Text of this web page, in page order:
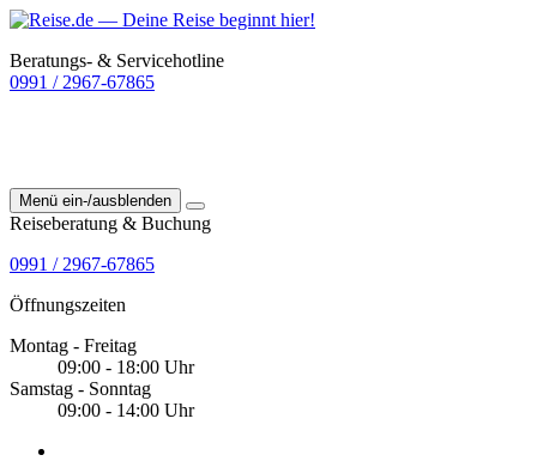
Beratungs- & Servicehotline
0991 / 2967-67865
Menü ein-/ausblenden
Reiseberatung & Buchung
0991 / 2967-67865
Öffnungszeiten
Montag - Freitag
09:00 - 18:00 Uhr
Samstag - Sonntag
09:00 - 14:00 Uhr